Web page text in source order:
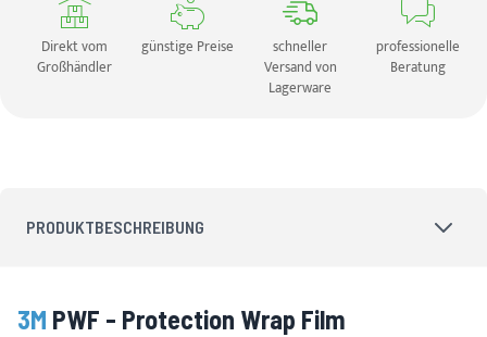
Direkt vom
Großhändler
günstige Preise
schneller
Versand von
Lagerware
professionelle
Beratung
PRODUKTBESCHREIBUNG
3M PWF - Protection Wrap Film